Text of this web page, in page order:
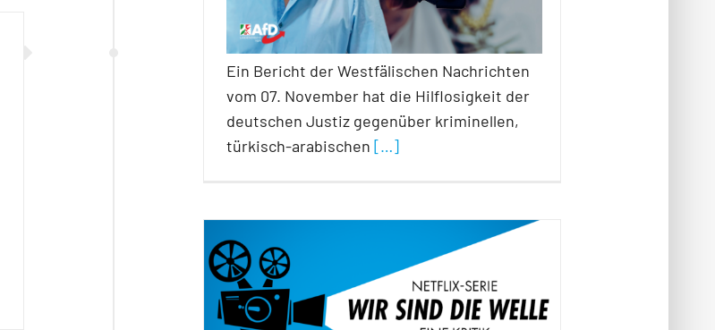
Ein Bericht der Westfälischen Nachrichten
vom 07. November hat die Hilflosigkeit der
deutschen Justiz gegenüber kriminellen,
türkisch-arabischen […]